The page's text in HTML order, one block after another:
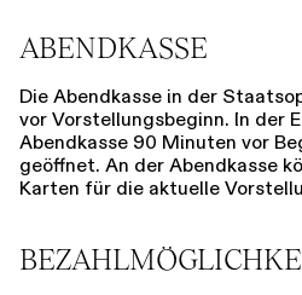
ABENDKASSE
Die Abendkasse in der
vor Vorstellungsbeginn. In der
Abendkasse ­­90 Minuten vor
geöffnet. An der Abendkasse
Karten für die aktuelle